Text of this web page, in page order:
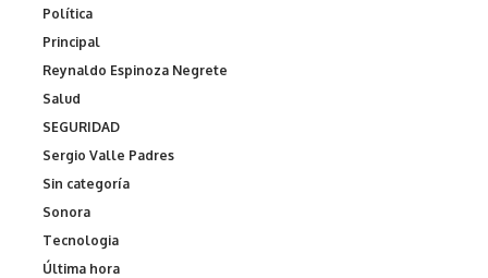
Política
Principal
Reynaldo Espinoza Negrete
Salud
SEGURIDAD
Sergio Valle Padres
Sin categoría
Sonora
Tecnologia
Última hora